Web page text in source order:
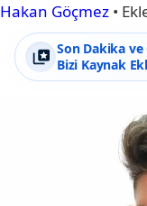
Hakan Göçmez •
Son Dakika
Bizi Kaynak